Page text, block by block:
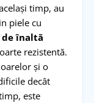
timp, au
piele cu
înaltă
rezistentă.
și o
decât
este